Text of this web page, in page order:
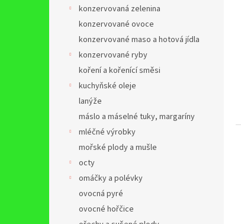
konzervovaná zelenina
konzervované ovoce
konzervované maso a hotová jídla
konzervované ryby
koření a kořenící směsi
kuchyňské oleje
lanýže
máslo a máselné tuky, margaríny
mléčné výrobky
mořské plody a mušle
octy
omáčky a polévky
ovocná pyré
ovocné hořčice